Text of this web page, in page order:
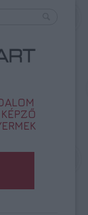
KÉPZŐ